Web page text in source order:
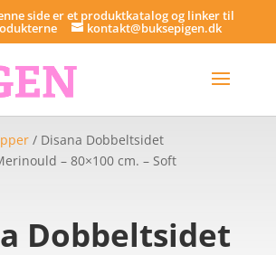
side er et produktkatalog og linker til
kontakt@buksepigen.dk
/ Disana Dobbeltsidet
– 80×100 cm. – Soft
Dobbeltsidet